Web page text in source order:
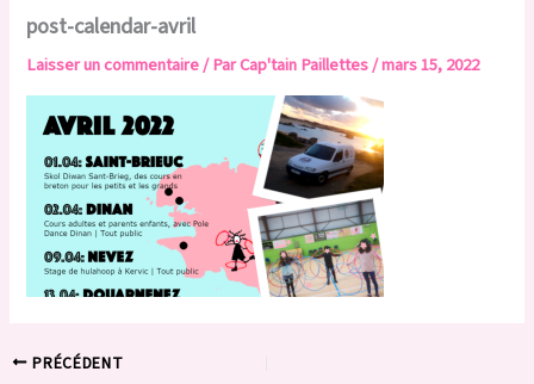
post-calendar-avril
Laisser un commentaire/ ParCap'tain Paillettes/mars 15, 2022
PRÉCÉDENT